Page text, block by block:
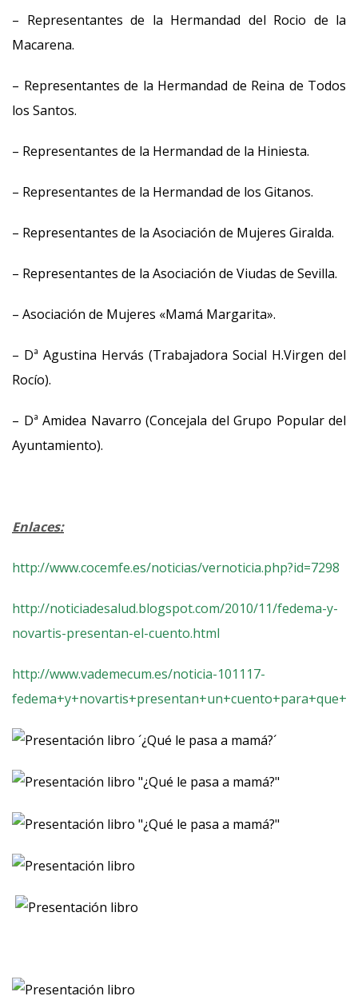
– Representantes de la Hermandad del Rocio de la
Macarena.
– Representantes de la Hermandad de Reina de Todos
los Santos.
– Representantes de la Hermandad de la Hiniesta.
– Representantes de la Hermandad de los Gitanos.
– Representantes de la Asociación de Mujeres Giralda.
– Representantes de la Asociación de Viudas de Sevilla.
– Asociación de Mujeres «Mamá Margarita».
– Dª Agustina Hervás (Trabajadora Social H.Virgen del
Rocío).
– Dª Amidea Navarro (Concejala del Grupo Popular del
Ayuntamiento).
Enlaces:
http://www.cocemfe.es/noticias/vernoticia.php?id=7298
http://noticiadesalud.blogspot.com/2010/11/fedema-y-
novartis-presentan-el-cuento.html
http://www.vademecum.es/noticia-101117-